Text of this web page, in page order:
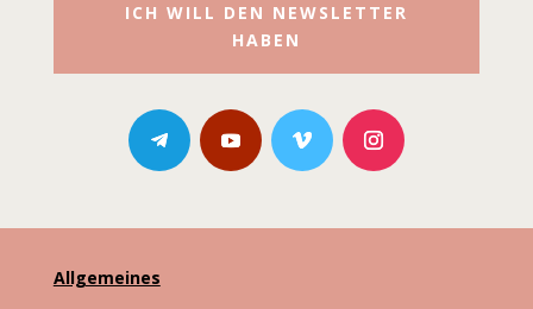
ICH WILL DEN NEWSLETTER
HABEN
Allgemeines